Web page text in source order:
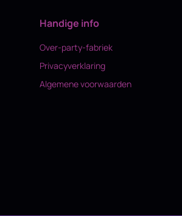
Handige info
Over-party-fabriek
Privacyverklaring
Algemene voorwaarden